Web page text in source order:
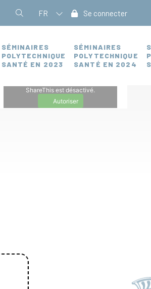
FR Se connecter
SÉMINAIRES
POLYTECHNIQUE
SANTÉ EN 2023
SÉMINAIRES
POLYTECHNIQUE
SANTÉ EN 2024
ShareThis est désactivé.
Autoriser